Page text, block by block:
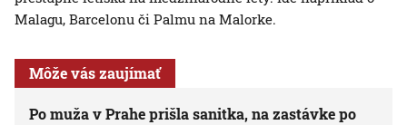
Malagu, Barcelonu či Palmu na Malorke.
Môže vás zaujímať
Po muža v Prahe prišla sanitka, na zastávke po